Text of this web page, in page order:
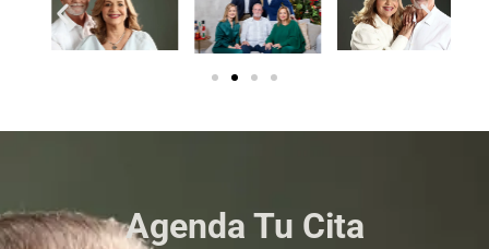
Agenda Tu Cita